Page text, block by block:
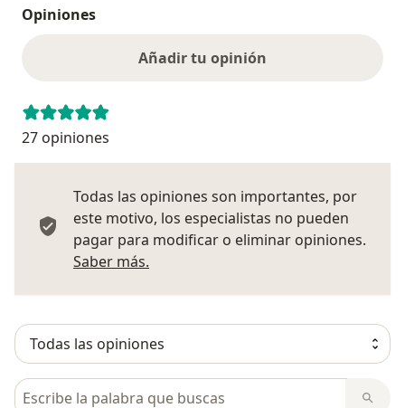
Opiniones
Añadir tu opinión
27 opiniones
Todas las opiniones son importantes, por
este motivo, los especialistas no pueden
pagar para modificar o eliminar opiniones.
Saber más.
Busca en opiniones